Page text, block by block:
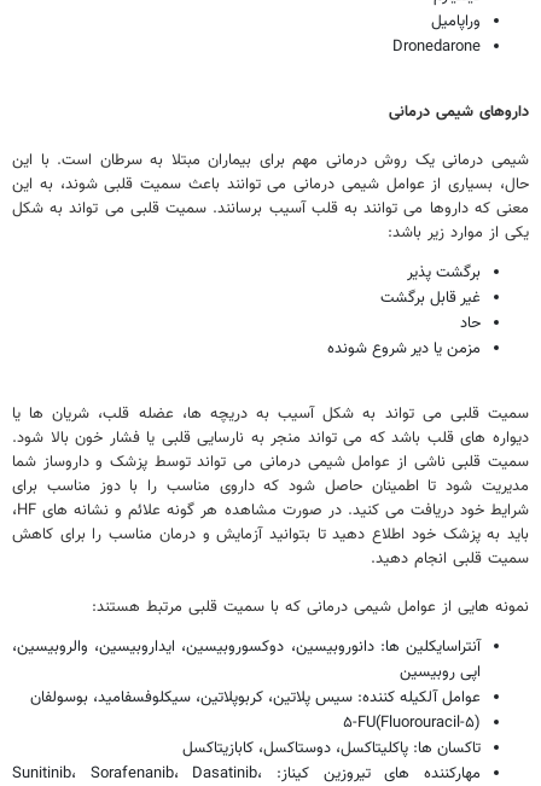
وراپامیل
Dronedarone
داروهای شیمی درمانی
شیمی درمانی یک روش درمانی مهم برای بیماران مبتلا به سرطان است. با این
حال، بسیاری از عوامل شیمی درمانی می توانند باعث سمیت قلبی شوند، به این
معنی که داروها می توانند به قلب آسیب برسانند. سمیت قلبی می تواند به شکل
یکی از موارد زیر باشد:
برگشت پذیر
غیر قابل برگشت
حاد
مزمن یا دیر شروع شونده
سمیت قلبی می تواند به شکل آسیب به دریچه ها، عضله قلب، شریان ها یا
دیواره های قلب باشد که می تواند منجر به نارسایی قلبی یا فشار خون بالا شود.
سمیت قلبی ناشی از عوامل شیمی درمانی می تواند توسط پزشک و داروساز شما
مدیریت شود تا اطمینان حاصل شود که داروی مناسب را با دوز مناسب برای
شرایط خود دریافت می کنید. در صورت مشاهده هر گونه علائم و نشانه های HF،
باید به پزشک خود اطلاع دهید تا بتوانید آزمایش و درمان مناسب را برای کاهش
سمیت قلبی انجام دهید.
نمونه هایی از عوامل شیمی درمانی که با سمیت قلبی مرتبط هستند:
آنتراسایکلین ها: دانوروبیسین، دوکسوروبیسین، ایداروبیسین، والروبیسین،
اپی روبیسین
عوامل آلکیله کننده: سیس پلاتین، کربوپلاتین، سیکلوفسفامید، بوسولفان
(۵-Fluorouracil)۵-FU
تاکسان ها: پاکلیتاکسل، دوستاکسل، کابازیتاکسل
مهارکننده های تیروزین کیناز: Sunitinib، Sorafenanib، Dasatinib،